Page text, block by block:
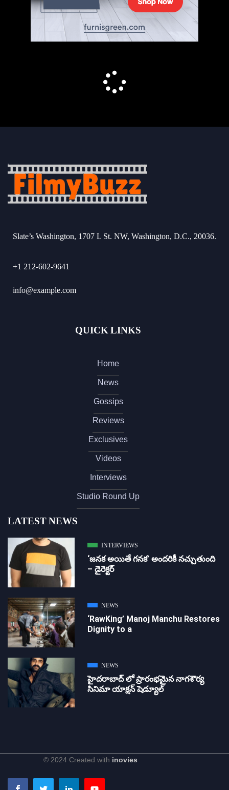
Slate’s Washington, 1707 L St. NW, Washington, D.C., 20036.
+1 212-602-9641
info@example.com
QUICK LINKS
Home
News
Gossips
Reviews
Exclusives
Videos
Interviews
Studio Round Up
LATEST NEWS
INTERVIEWS
‘జ‌న‌క అయితే గ‌న‌క‌’ అందరికీ నచ్చుతుంది
– డైరెక్ట‌ర్
NEWS
‘RawKing’ Manoj Manchu Restores
Dignity to a
NEWS
హైదరాబాద్ లో ప్రారంభమైన నాగశౌర్య
సినిమా యాక్షన్ షెడ్యూల్
© 2024 Created with inovies